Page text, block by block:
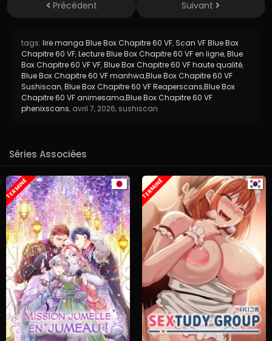
Précédent Suivant
tags: lire manga Blue Box Chapitre 60 VF, Scan VF Blue Box
Chapitre 60 VF,Lecture Blue Box Chapitre 60 VF en ligne,Blue
Box Chapitre 60 VF VF,Blue Box Chapitre 60 VF haute qualité,
Blue Box Chapitre 60 VF manhwa,Blue Box Chapitre 60 VF
Sushiscan,Blue Box Chapitre 60 VF Reaperscans,Blue Box
Chapitre 60 VF animesama,Blue Box Chapitre 60 VF
phenixscans, avril 7, 2026, sushiscan
Séries Associées
TERMINÉ TERMINÉ